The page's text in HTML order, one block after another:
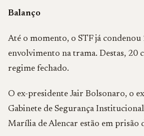
Balanço
Até o momento, o STF já condenou
envolvimento na trama. Destas, 20
regime fechado.
O ex-presidente Jair Bolsonaro, o
Gabinete de Segurança
Marília de Alencar estão em prisão